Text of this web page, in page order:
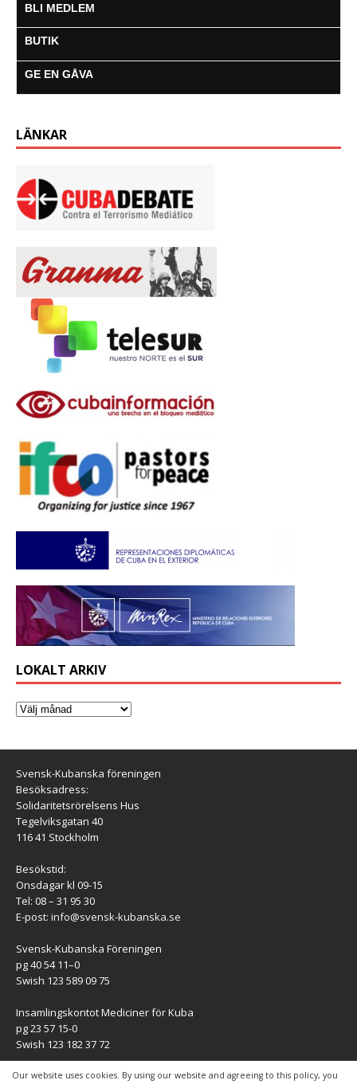
Our website uses cookies. By using our website and agreeing to this policy, you
BLI MEDLEM
BUTIK
GE EN GÅVA
LÄNKAR
LOKALT ARKIV
Svensk-Kubanska föreningen
Besöksadress:
Solidaritetsrörelsens Hus
Tegelviksgatan 40
116 41 Stockholm
Besökstid:
Onsdagar kl 09-15
Tel: 08 – 31 95 30
E-post: info@svensk-kubanska.se
Svensk-Kubanska Föreningen
pg 40 54 11–0
Swish 123 589 09 75
Insamlingskontot Mediciner för Kuba
pg 23 57 15-0
Swish 123 182 37 72
KONTAKT